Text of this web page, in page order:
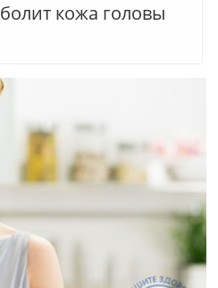
болит кожа головы